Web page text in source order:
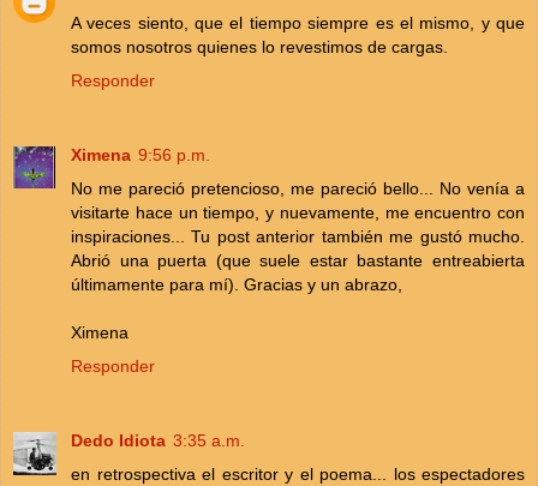
A veces siento, que el tiempo siempre es el mismo, y que
somos nosotros quienes lo revestimos de cargas.
Responder
Ximena 9:56 p.m.
No me pareció pretencioso, me pareció bello... No venía a
visitarte hace un tiempo, y nuevamente, me encuentro con
inspiraciones... Tu post anterior también me gustó mucho.
Abrió una puerta (que suele estar bastante entreabierta
últimamente para mí). Gracias y un abrazo,
Ximena
Responder
Dedo Idiota 3:35 a.m.
en retrospectiva el escritor y el poema... los espectadores